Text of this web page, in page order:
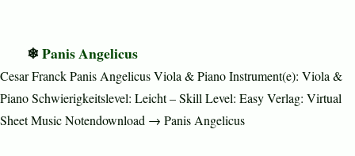
Panis Angelicus
Cesar Franck Panis Angelicus Viola & Piano Instrument(e): Viola &
Piano Schwierigkeitslevel: Leicht – Skill Level: Easy Verlag: Virtual
Sheet Music Notendownload → Panis Angelicus